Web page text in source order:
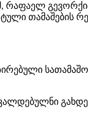
თამაშების